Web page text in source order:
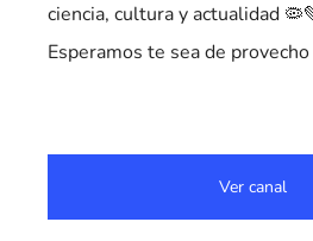
ciencia, cultura y actualidad
Esperamos te sea de
Ver canal